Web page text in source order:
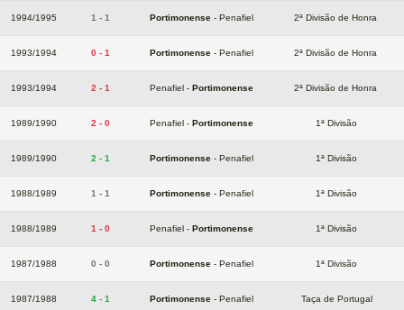
1994/1995 1 - 1 Portimonense - Penafiel 2ª Divisão de Honra
1993/1994 0 - 1 Portimonense - Penafiel 2ª Divisão de Honra
1993/1994 2 - 1 Penafiel - Portimonense 2ª Divisão de Honra
1989/1990 2 - 0 Penafiel - Portimonense 1ª Divisão
1989/1990 2 - 1 Portimonense - Penafiel 1ª Divisão
1988/1989 1 - 1 Portimonense - Penafiel 1ª Divisão
1988/1989 1 - 0 Penafiel - Portimonense 1ª Divisão
1987/1988 0 - 0 Portimonense - Penafiel 1ª Divisão
1987/1988 4 - 1 Portimonense - Penafiel Taça de Portugal